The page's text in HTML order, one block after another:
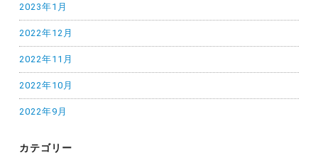
2023年1月
2022年12月
2022年11月
2022年10月
2022年9月
カテゴリー